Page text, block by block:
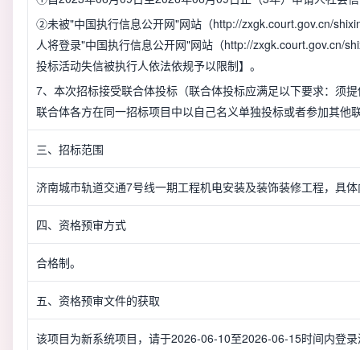
②未被"中国执行信息公开网"网站（http://zxgk.court.gov.cn/
人将登录"中国执行信息公开网"网站（http://zxgk.court.gov.cn/
投标活动失信被执行人依法依规予以限制】。
7、本次招标接受联合体投标（联合体投标应满足以下要求：须
联合体各方在同一招标项目中以自己名义单独投标或者参加其他
三、招标范围
济南城市轨道交通7号线一期工程机电安装及装饰装修工程，具
四、资格预审方式
合格制。
五、资格预审文件的获取
该项目为新系统项目，请于2026-06-10至2026-06-15时间内登